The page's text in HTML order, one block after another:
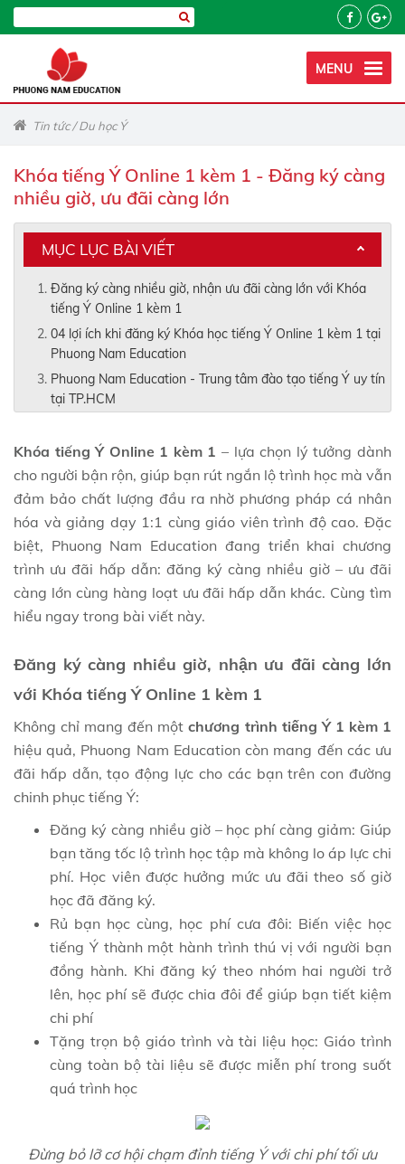
MENU
Tin tức/Du học Ý
Khóa tiếng Ý Online 1 kèm 1 - Đăng ký càng
nhiều giờ, ưu đãi càng lớn
MỤC LỤC BÀI VIẾT
Đăng ký càng nhiều giờ, nhận ưu đãi càng lớn với Khóa
tiếng Ý Online 1 kèm 1
04 lợi ích khi đăng ký Khóa học tiếng Ý Online 1 kèm 1 tại
Phuong Nam Education
Phuong Nam Education - Trung tâm đào tạo tiếng Ý uy tín
tại TP.HCM
Khóa tiếng Ý Online 1 kèm 1– lựa chọn lý tưởng dành
cho người bận rộn, giúp bạn rút ngắn lộ trình học mà vẫn
đảm bảo chất lượng đầu ra nhờ phương pháp cá nhân
hóa và giảng dạy 1:1 cùng giáo viên trình độ cao. Đặc
biệt, Phuong Nam Education đang triển khai chương
trình ưu đãi hấp dẫn: đăng ký càng nhiều giờ – ưu đãi
càng lớn cùng hàng loạt ưu đãi hấp dẫn khác. Cùng tìm
hiểu ngay trong bài viết này.
Đăng ký càng nhiều giờ, nhận ưu đãi càng lớn
với Khóa tiếng Ý Online 1 kèm 1
Không chỉ mang đến mộtchương trình tiếng Ý 1 kèm 1
hiệu quả, Phuong Nam Education còn mang đến các ưu
đãi hấp dẫn, tạo động lực cho các bạn trên con đường
chinh phục tiếng Ý:
Đăng ký càng nhiều giờ – học phí càng giảm: Giúp
bạn tăng tốc lộ trình học tập mà không lo áp lực chi
phí. Học viên được hưởng mức ưu đãi theo số giờ
học đã đăng ký.
Rủ bạn học cùng, học phí cưa đôi: Biến việc học
tiếng Ý thành một hành trình thú vị với người bạn
đồng hành. Khi đăng ký theo nhóm hai người trở
lên, học phí sẽ được chia đôi để giúp bạn tiết kiệm
chi phí
Tặng trọn bộ giáo trình và tài liệu học: Giáo trình
cùng toàn bộ tài liệu sẽ được miễn phí trong suốt
quá trình học
Đừng bỏ lỡ cơ hội chạm đỉnh tiếng Ý với chi phí tối ưu